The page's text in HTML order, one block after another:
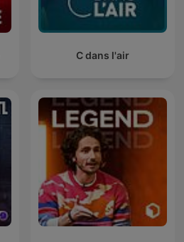
C dans l'air